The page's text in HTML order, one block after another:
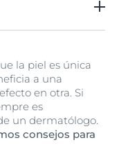
la piel es única
a una
en otra. Si
es
un dermatólogo.
consejos para